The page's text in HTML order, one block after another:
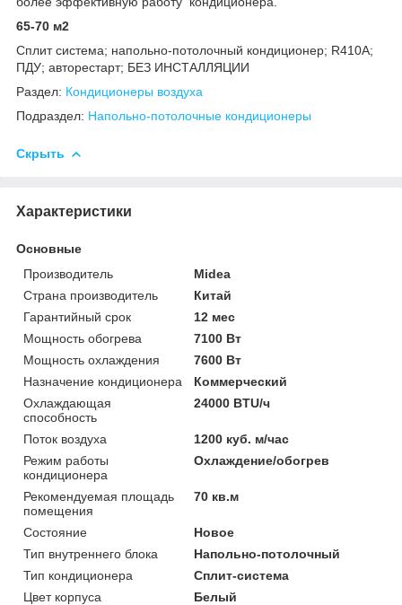
65-70 м2
Сплит система; напольно-потолочный кондиционер; R410А;
ПДУ; авторестарт; БЕЗ ИНСТАЛЛЯЦИИ
Раздел: Кондиционеры воздуха
Подраздел: Напольно-потолочные кондиционеры
Скрыть
Характеристики
Основные
Производитель
Midea
Страна производитель
Китай
Гарантийный срок
12 мес
Мощность обогрева
7100 Вт
Мощность охлаждения
7600 Вт
Назначение кондиционера
Коммерческий
Охлаждающая
способность
24000 BTU/ч
Поток воздуха
1200 куб. м/час
Режим работы
кондиционера
Охлаждение/обогрев
Рекомендуемая площадь
помещения
70 кв.м
Состояние
Новое
Тип внутреннего блока
Напольно-потолочный
Тип кондиционера
Сплит-система
Цвет корпуса
Белый